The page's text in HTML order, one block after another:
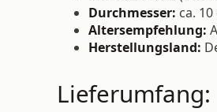
Durchmesser: ca. 10
Altersempfehlung:
Herstellungsland:
Lieferumfang: